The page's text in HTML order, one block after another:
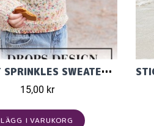
"SUNSET SPRINKLES SWEATER" STICKAD I DROPS FIESTA 50-13
15,00 kr
LÄGG I VARUKORG